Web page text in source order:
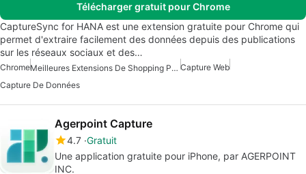
Télécharger gratuit pour Chrome
CaptureSync for HANA est une extension gratuite pour Chrome qui
permet d'extraire facilement des données depuis des publications
sur les réseaux sociaux et des…
Chrome Meilleures Extensions De Shopping Pour Chrome Capture Web
Capture De Données
Agerpoint Capture
4.7 Gratuit
Une application gratuite pour iPhone, par AGERPOINT
INC.